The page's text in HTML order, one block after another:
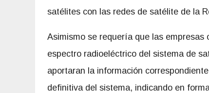
satélites con las redes de satélite de la
Asimismo se requería que las empresas
espectro radioeléctrico del sistema de
aportaran la información
definitiva del sistema, indicando en